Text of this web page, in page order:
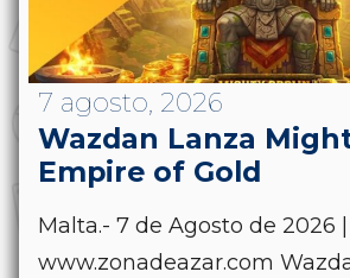
7 agosto, 2026
Wazdan Lanza
Empire of Gold
Malta.- 7 de Agosto de 2026 |
www.zonadeazar.com